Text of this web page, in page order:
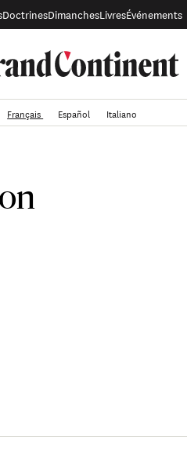
DoctrinesDimanchesLivresÉvénements
Français Español Italiano